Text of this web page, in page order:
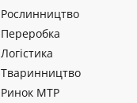
Рослинництво
Переробка
Логістика
Тваринництво
Ринок МТР